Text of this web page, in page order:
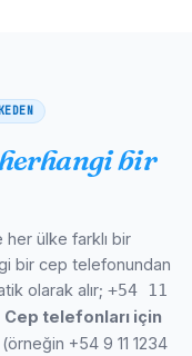
+54-297 SANAT
+54-2966 SANAT
bir
ülke farklı bir
bir cep telefonundan
olarak alır; +54 11
Cep telefonları için
(örneğin +54 9 11 1234